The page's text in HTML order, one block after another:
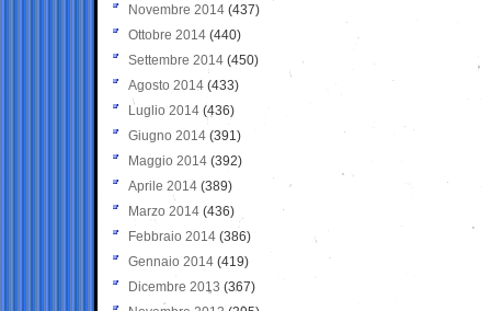
Novembre 2014 (437)
Ottobre 2014 (440)
Settembre 2014 (450)
Agosto 2014 (433)
Luglio 2014 (436)
Giugno 2014 (391)
Maggio 2014 (392)
Aprile 2014 (389)
Marzo 2014 (436)
Febbraio 2014 (386)
Gennaio 2014 (419)
Dicembre 2013 (367)